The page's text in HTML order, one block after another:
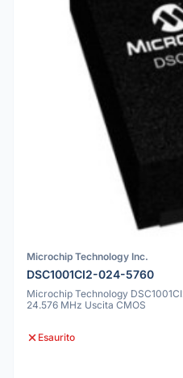
Microchip Technology Inc.
DSC1001CI2-024-5760
Microchip Technology
24.576 MHz Uscita CMOS
Esaurito